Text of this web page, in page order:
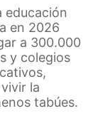
educación
en 2026
a 300.000
y colegios
la
tabúes.